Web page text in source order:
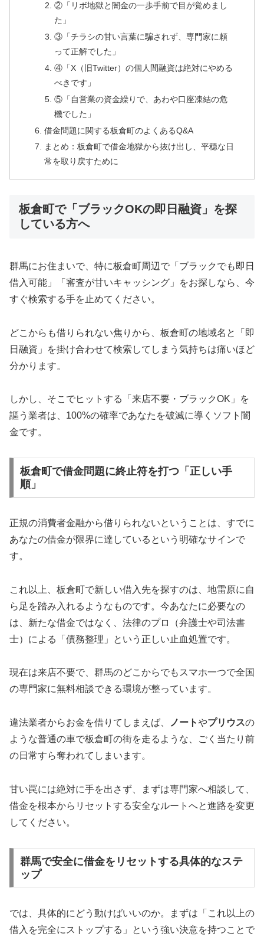
②「リボ地獄と闇金の一歩手前で目が覚めまし
た」
③「チラシの甘い言葉に騙されず、専門家に頼
って正解でした」
④「X（旧Twitter）の個人間融資は絶対にやめる
べきです」
⑤「自営業の資金繰りで、あわや口座凍結の危
機でした」
借金問題に関する板倉町のよくあるQ&A
まとめ：板倉町で借金地獄から抜け出し、平穏な日
常を取り戻すために
板倉町で「ブラックOKの即日融資」を探
している方へ
群馬にお住まいで、特に板倉町周辺で「ブラックでも即日
借入可能」「審査が甘いキャッシング」をお探しなら、今
すぐ検索する手を止めてください。
どこからも借りられない焦りから、板倉町の地域名と「即
日融資」を掛け合わせて検索してしまう気持ちは痛いほど
分かります。
しかし、そこでヒットする「来店不要・ブラックOK」を
謳う業者は、100%の確率であなたを破滅に導くソフト闇
金です。
板倉町で借金問題に終止符を打つ「正しい手
順」
正規の消費者金融から借りられないということは、すでに
あなたの借金が限界に達しているという明確なサインで
す。
これ以上、板倉町で新しい借入先を探すのは、地雷原に自
ら足を踏み入れるようなものです。今あなたに必要なの
は、新たな借金ではなく、法律のプロ（弁護士や司法書
士）による「債務整理」という正しい止血処置です。
現在は来店不要で、群馬のどこからでもスマホ一つで全国
の専門家に無料相談できる環境が整っています。
違法業者からお金を借りてしまえば、 ノートやプリウスの
ような普通の車で板倉町の街を走るような、ごく当たり前
の日常すら奪われてしまいます。
甘い罠には絶対に手を出さず、まずは専門家へ相談して、
借金を根本からリセットする安全なルートへと進路を変更
してください。
群馬で安全に借金をリセットする具体的なステ
ップ
では、具体的にどう動けばいいのか。まずは「これ以上の
借入を完全にストップする」という強い決意を持つことで